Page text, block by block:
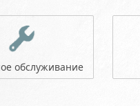
обслуживание